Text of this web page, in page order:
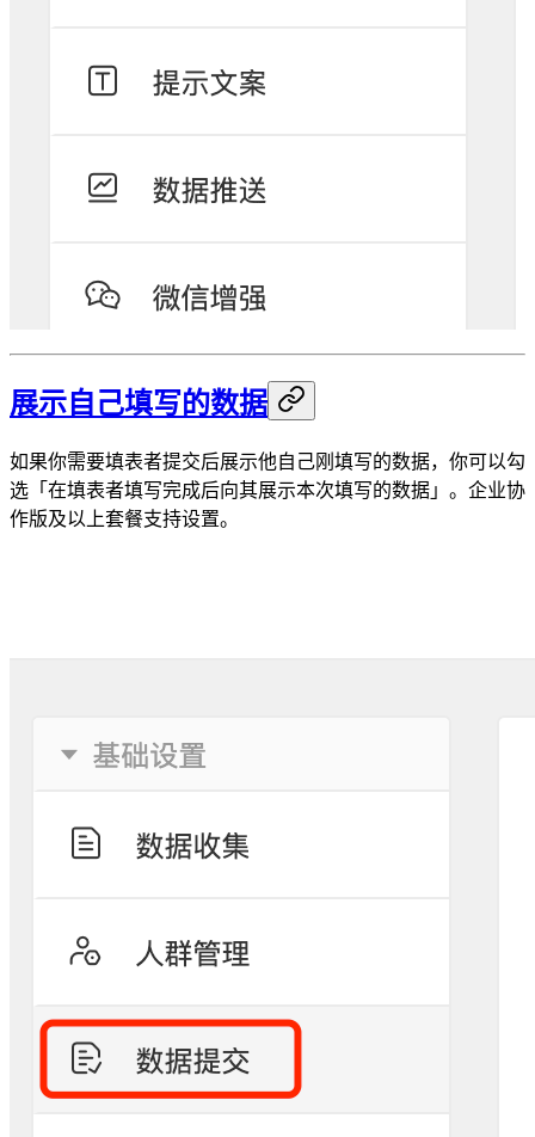
展示自己填写的数据
如果你需要填表者提交后展示他自己刚填写的数据，你可以勾
选「在填表者填写完成后向其展示本次填写的数据」。企业协
作版及以上套餐支持设置。